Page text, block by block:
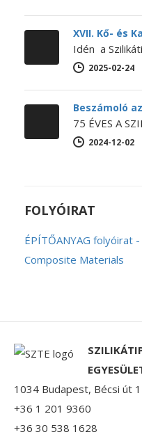
XVII. Kő- és
2025-02-24
2024-12-02
FOLYÓIRAT
ÉPÍTŐANYAG folyóirat
Composite Materials
1034 Budapest, Bécsi út
+36 1 201 9360
+36 30 538 1628